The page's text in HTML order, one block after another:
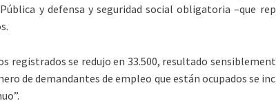
y defensa y seguridad social obligatoria –que
registrados se redujo en 33.500, resultado
de demandantes de empleo que están ocupados